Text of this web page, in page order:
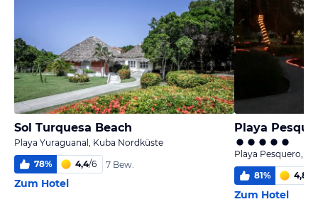
Sol Turquesa Beach
Playa Yuraguanal, Kuba Nordküste
78% 4,4/6 7 Bew.
Zum Hotel
Playa
Playa Pesquero,
81% 4,8
Zum Hotel